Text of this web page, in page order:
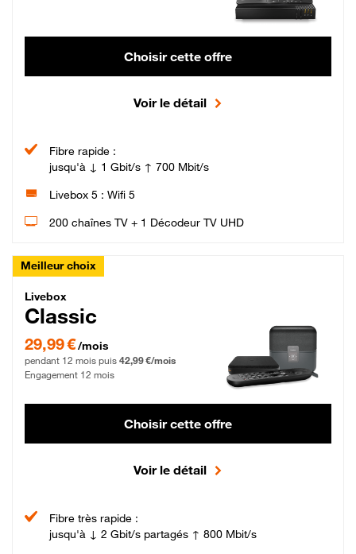
Choisir cette offre
Voir le détail
Fibre rapide :
jusqu'à ↓ 1 Gbit/s ↑ 700 Mbit/s
Livebox 5 : Wifi 5
200 chaînes TV + 1 Décodeur TV UHD
Meilleur choix
Livebox Classic Fibre
Livebox
Classic
29,99 € par mois pendant 12 mois puis 42,99 € par mois, Engagement 12 mois
29,99 €/mois
pendant 12 mois puis 42,99 €/mois
Engagement 12 mois
Choisir cette offre
Voir le détail
Fibre très rapide :
jusqu'à ↓ 2 Gbit/s partagés ↑ 800 Mbit/s